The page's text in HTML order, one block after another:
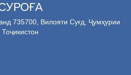
735700, Вилояти Суғд, Ҷумҳурии
Тоҷикистон